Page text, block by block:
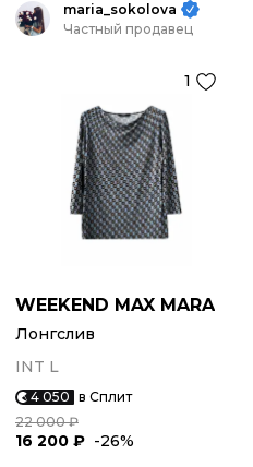
maria_sokolova
Частный продавец
1
WEEKEND MAX MARA
Лонгслив
INT L
4 050 в Сплит
22 000 ₽
16 200 ₽ -26%